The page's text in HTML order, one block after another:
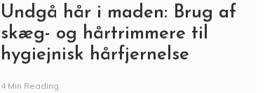
Undgå hår i maden: Brug af
skæg- og hårtrimmere til
hygiejnisk hårfjernelse
4 Min Reading